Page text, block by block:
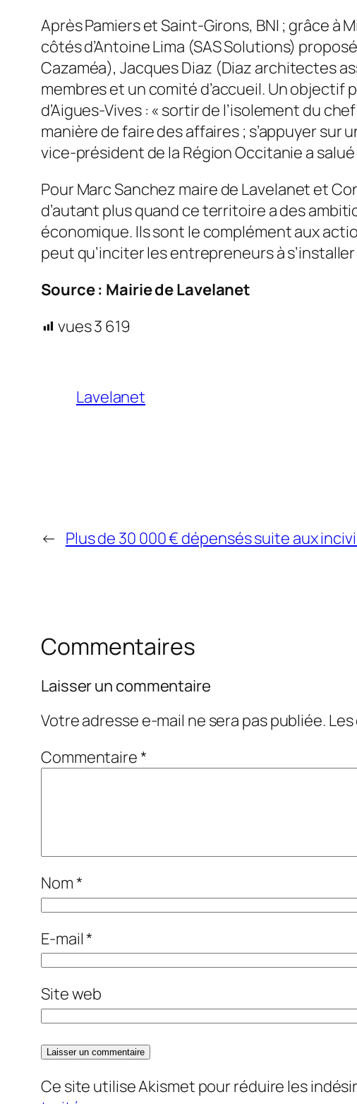
Après Pamiers et Saint-Girons, BNI ; grâce à
côtés d’Antoine Lima (SAS Solutions)
Cazaméa), Jacques Diaz (Diaz architectes
membres et un comité d’accueil. Un
d’Aigues-Vives : « sortir de l’isolement du
manière de faire des affaires ; s’appuyer sur
vice-président de la Région Occitanie a
Pour Marc Sanchez maire de Lavelanet et
d’autant plus quand ce territoire a des
économique. Ils sont le complément aux
peut qu’inciter les entrepreneurs à
Source : Mairie de Lavelanet
vues3 619
Lavelanet
← Plus de 30 000 € dépensés suite aux
Commentaires
Laisser un commentaire
Votre adresse e-mail ne sera pas publiée.
Commentaire*
Nom*
E-mail*
Site web
Ce site utilise Akismet pour réduire les